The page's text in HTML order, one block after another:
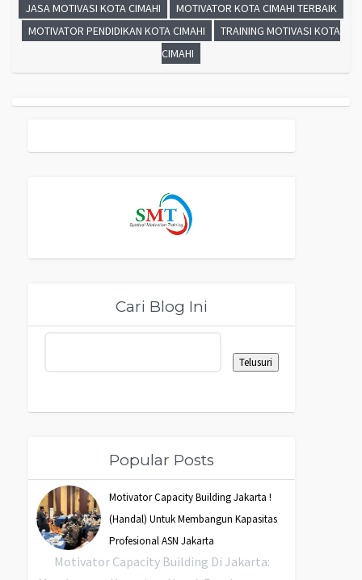
JASA MOTIVASI KOTA CIMAHI
MOTIVATOR KOTA CIMAHI TERBAIK
MOTIVATOR PENDIDIKAN KOTA CIMAHI
TRAINING MOTIVASI KOTA
CIMAHI
Cari Blog Ini
Popular Posts
Motivator Capacity Building Jakarta !
(Handal) Untuk Membangun Kapasitas
Profesional ASN Jakarta
Motivator Capacity Building Di Jakarta: